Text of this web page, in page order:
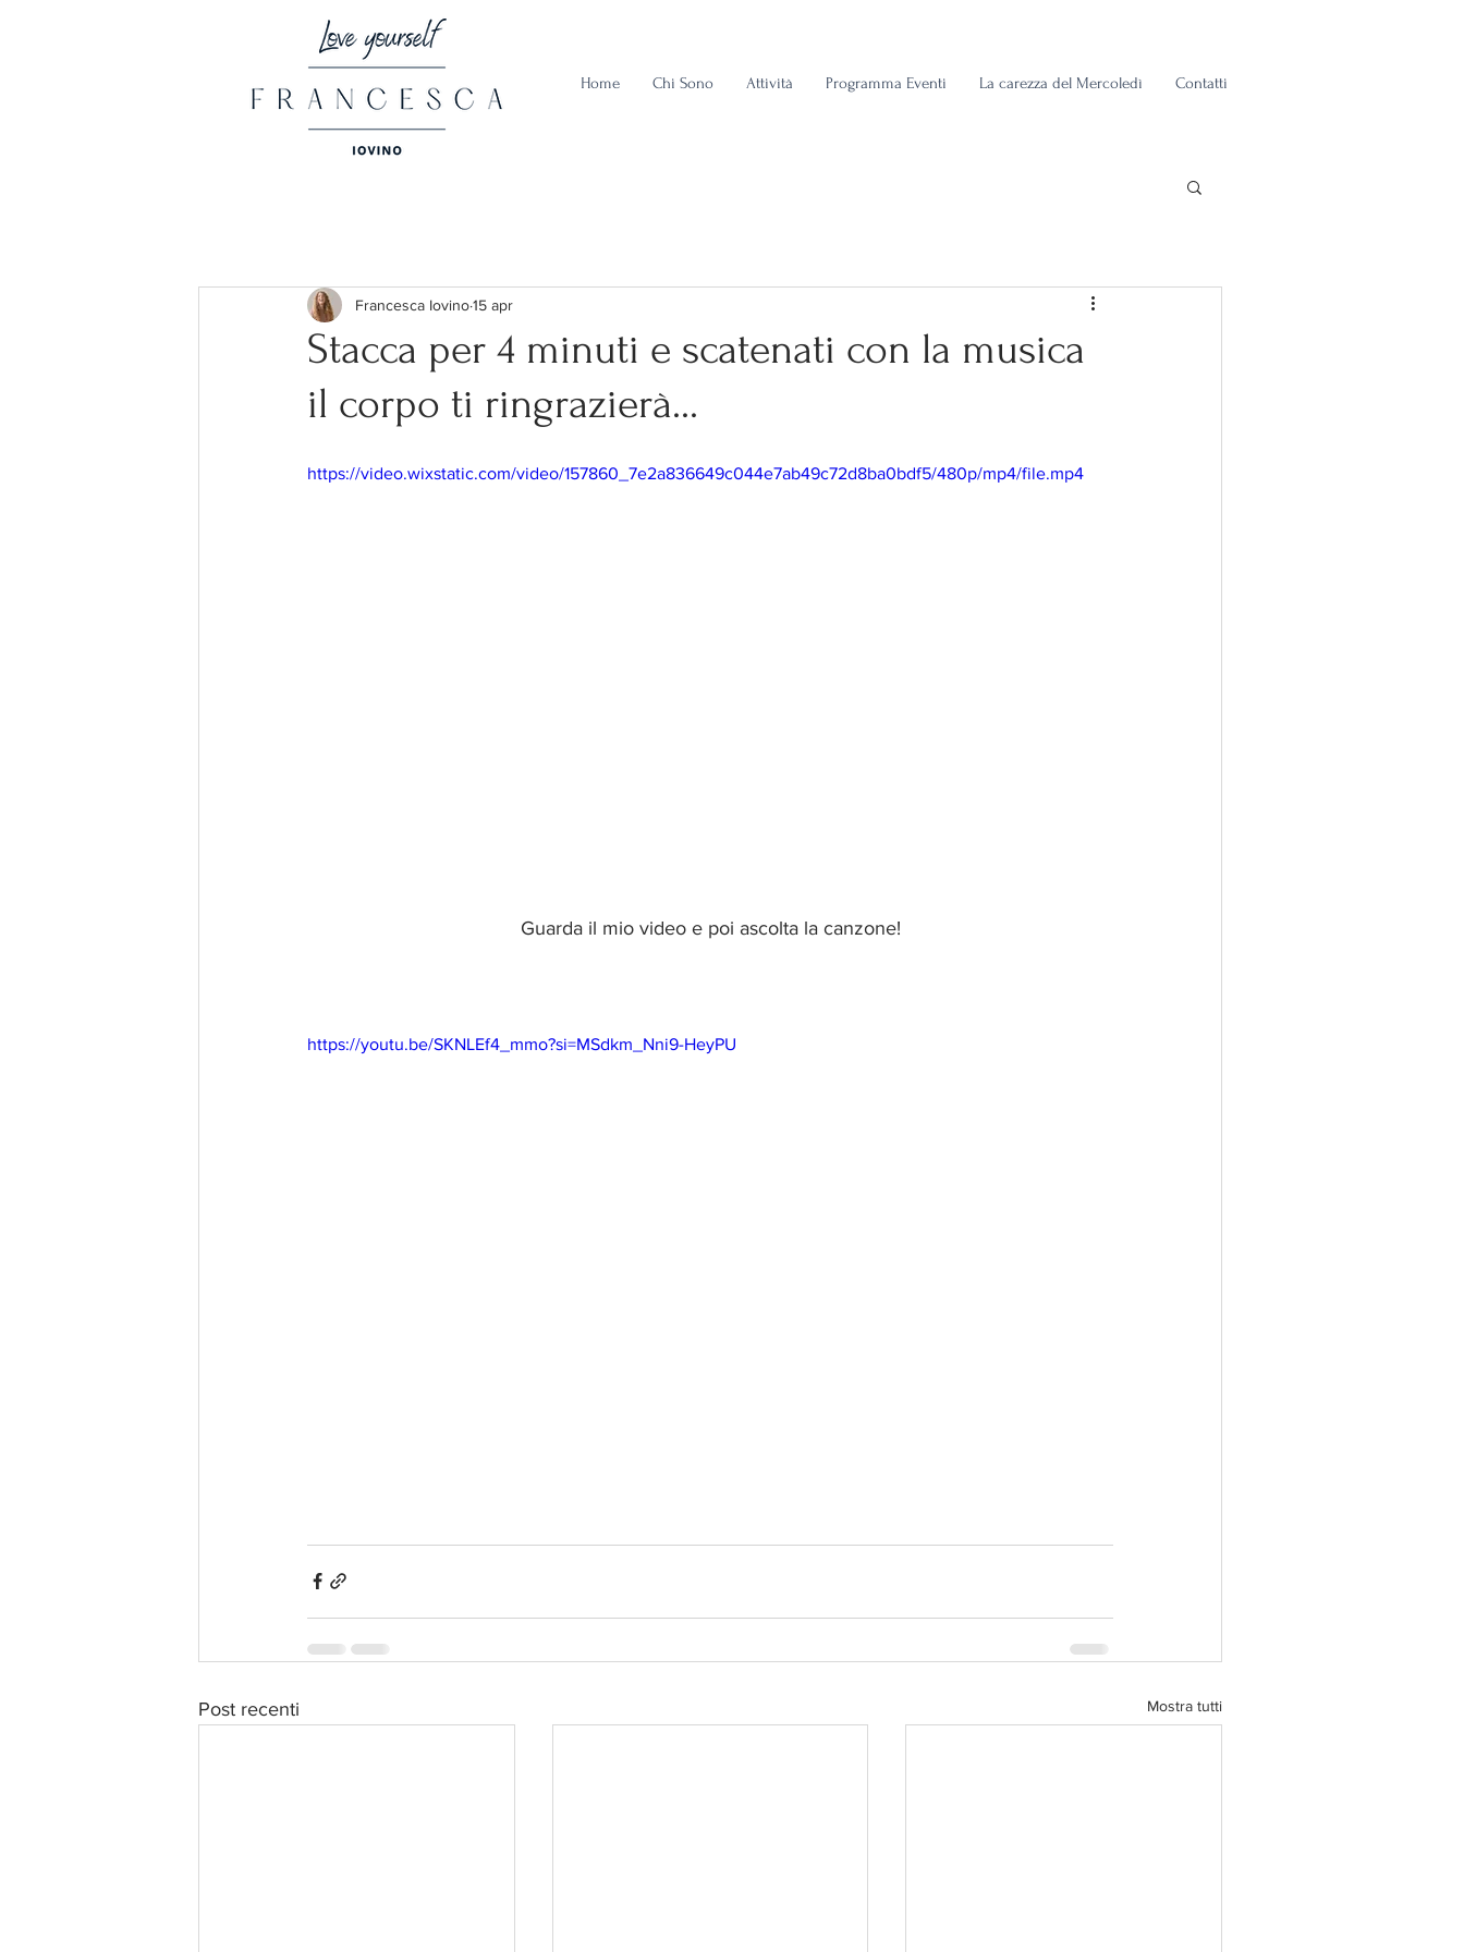
Home Chi Sono Attività Programma Eventi La carezza del Mercoledì Contatti
Stacca per 4 minuti e scatenati con la musica
il corpo ti ringrazierà...
Francesca Iovino15 apr
https://video.wixstatic.com/video/157860_7e2a836649c044e7ab49c72d8ba0bdf5/480p/mp4/file.mp4
Guarda il mio video e poi ascolta la canzone!
https://youtu.be/SKNLEf4_mmo?si=MSdkm_Nni9-HeyPU
Post recenti Mostra tutti